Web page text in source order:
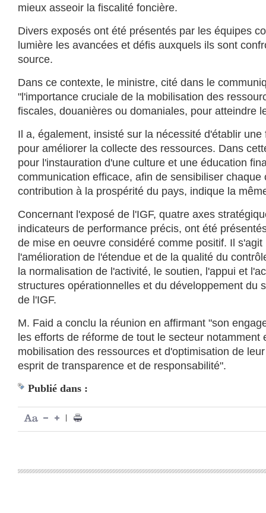
mieux asseoir la fiscalité foncière.
Divers exposés ont été présentés par les équipes
lumière les avancées et défis auxquels ils sont
source.
Dans ce contexte, le ministre, cité dans le
"l'importance cruciale de la mobilisation des
fiscales, douanières ou domaniales, pour atteindre
Il a, également, insisté sur la nécessité d'établir
pour améliorer la collecte des ressources. Dans
pour l'instauration d'une culture et une éducation
communication efficace, afin de sensibiliser chaque
contribution à la prospérité du pays, indique la
Concernant l'exposé de l'IGF, quatre axes
indicateurs de performance précis, ont été
de mise en oeuvre considéré comme positif. Il
l'amélioration de l'étendue et de la qualité du
la normalisation de l'activité, le soutien, l'appui et
structures opérationnelles et du développement du
de l'IGF.
M. Faid a conclu la réunion en affirmant "son
les efforts de réforme de tout le secteur notamment
mobilisation des ressources et d'optimisation de
esprit de transparence et de responsabilité".
Publié dans :